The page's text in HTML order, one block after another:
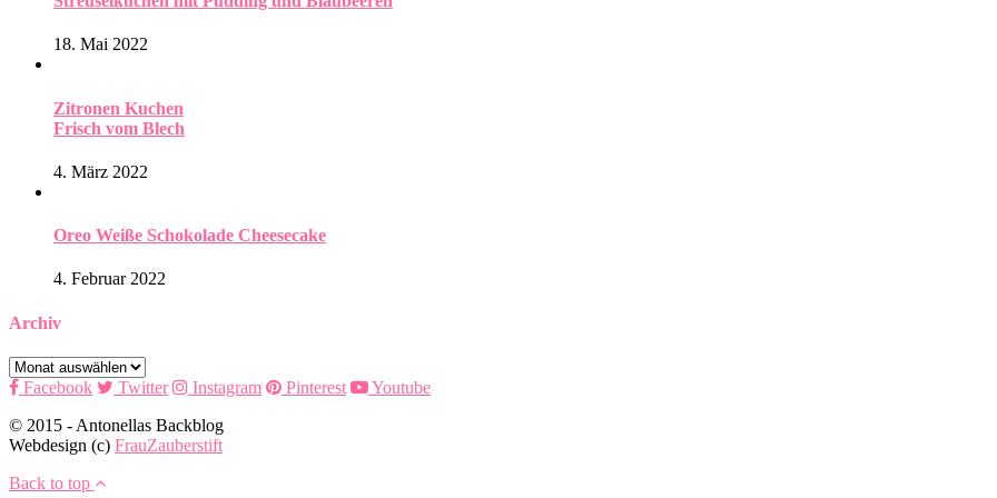
18. Mai 2022
Zitronen Kuchen
Frisch vom Blech
4. März 2022
Oreo Weiße Schokolade Cheesecake
4. Februar 2022
Archiv
Archiv
Facebook
Twitter Instagram Pinterest
Youtube
© 2015 - Antonellas Backblog
Webdesign (c) FrauZauberstift
Back to top